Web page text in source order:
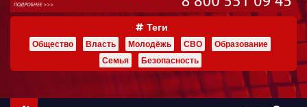
ж
Теги
Общество Власть Молодёжь СВО
Образование
Семья
Безопасность